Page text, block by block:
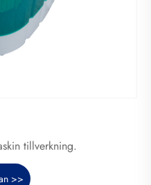
tillverkning.
>>